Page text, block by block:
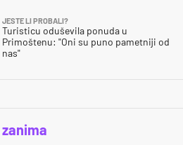
JESTE LI PROBALI?
Turisticu oduševila ponuda u
Primoštenu: "Oni su puno pametniji od
nas"